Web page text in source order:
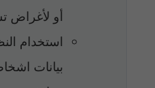
أو لأغراض
استخدام
بيانات